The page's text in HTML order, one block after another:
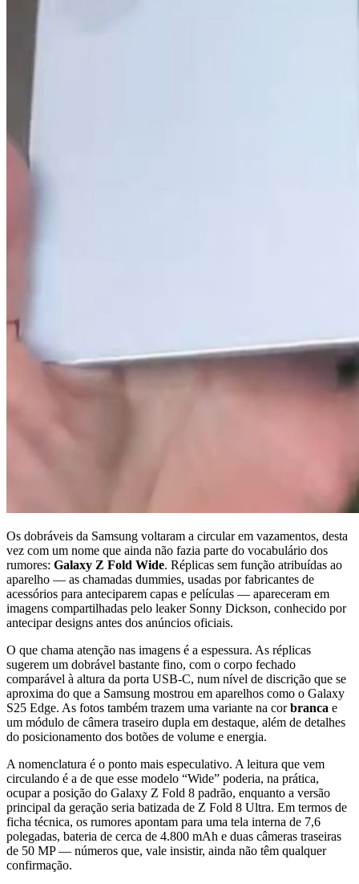
Os dobráveis da Samsung voltaram a circular em vazamentos, desta
vez com um nome que ainda não fazia parte do vocabulário dos
rumores: Galaxy Z Fold Wide. Réplicas sem função atribuídas ao
aparelho — as chamadas dummies, usadas por fabricantes de
acessórios para anteciparem capas e películas — apareceram em
imagens compartilhadas pelo leaker Sonny Dickson, conhecido por
antecipar designs antes dos anúncios oficiais.
O que chama atenção nas imagens é a espessura. As réplicas
sugerem um dobrável bastante fino, com o corpo fechado
comparável à altura da porta USB-C, num nível de discrição que se
aproxima do que a Samsung mostrou em aparelhos como o Galaxy
S25 Edge. As fotos também trazem uma variante na corbranca e
um módulo de câmera traseiro dupla em destaque, além de detalhes
do posicionamento dos botões de volume e energia.
A nomenclatura é o ponto mais especulativo. A leitura que vem
circulando é a de que esse modelo “Wide” poderia, na prática,
ocupar a posição do Galaxy Z Fold 8 padrão, enquanto a versão
principal da geração seria batizada de Z Fold 8 Ultra. Em termos de
ficha técnica, os rumores apontam para uma tela interna de 7,6
polegadas, bateria de cerca de 4.800 mAh e duas câmeras traseiras
de 50 MP — números que, vale insistir, ainda não têm qualquer
confirmação.